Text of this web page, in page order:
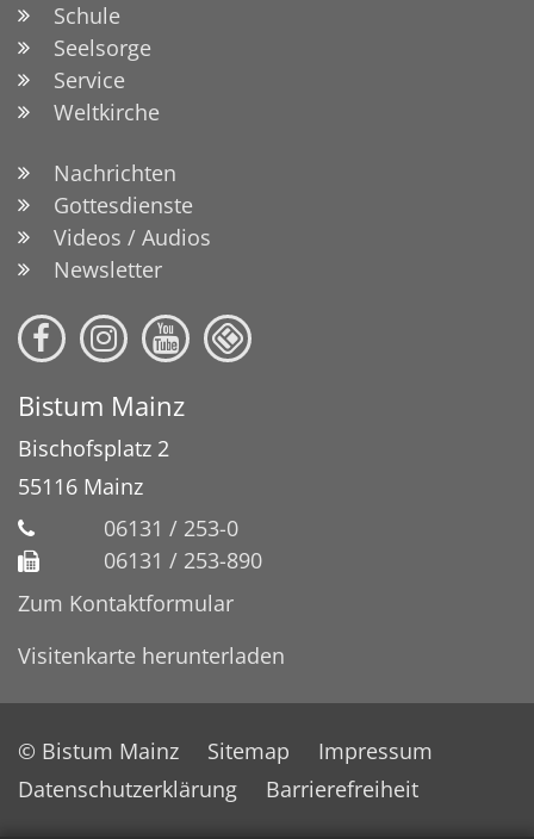
Schule
Seelsorge
Service
Weltkirche
Nachrichten
Gottesdienste
Videos / Audios
Newsletter
Bistum Mainz
Bischofsplatz 2
55116 Mainz
06131 / 253-0
06131 / 253-890
Zum Kontaktformular
Visitenkarte herunterladen
© Bistum Mainz Sitemap
Impressum
Datenschutzerklärung
Barrierefreiheit